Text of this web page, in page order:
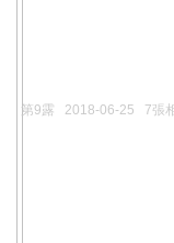
第9露 2018-06-25 7張